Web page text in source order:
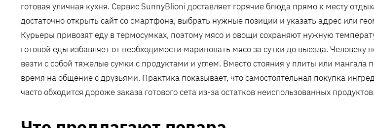
готовая уличная кухня. Сервис SunnyBlioni доставляет горячие блюда прямо к месту
достаточно открыть сайт со смартфона, выбрать нужные позиции и указать адрес или
Курьеры привозят еду в термосумках, поэтому мясо и овощи сохраняют нужную
готовой еды избавляет от необходимости мариновать мясо за сутки до выезда. Человеку
везти с собой тяжелые сумки с продуктами и углем. Вместо стояния у плиты или мангала
время на общение с друзьями. Практика показывает, что самостоятельная покупка
часто обходится дороже заказа готового сета из-за остатков неиспользованных продуктов.